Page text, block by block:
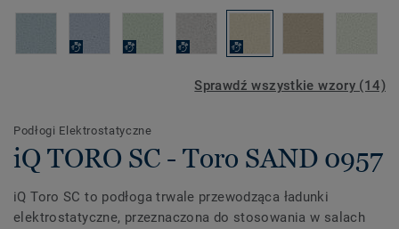
Sprawdź wszystkie wzory (14)
Podłogi Elektrostatyczne
iQ TORO SC - Toro SAND 0957
iQ Toro SC to podłoga trwale przewodząca ładunki
elektrostatyczne, przeznaczona do stosowania w salach